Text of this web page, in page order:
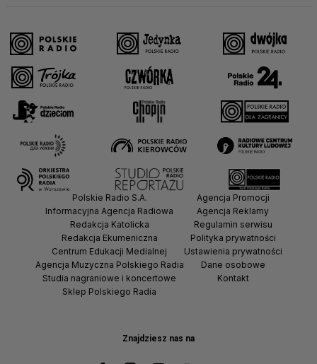
Znajdziesz nas na
Polskie Radio S.A.
Informacyjna Agencja Radiowa
Redakcja Katolicka
Redakcja Ekumeniczna
Centrum Edukacji Medialnej
Agencja Muzyczna Polskiego Radia
Studia nagraniowe i koncertowe
Sklep Polskiego Radia
Agencja Promocji
Agencja Reklamy
Regulamin serwisu
Polityka prywatności
Ustawienia prywatności
Dane osobowe
Kontakt